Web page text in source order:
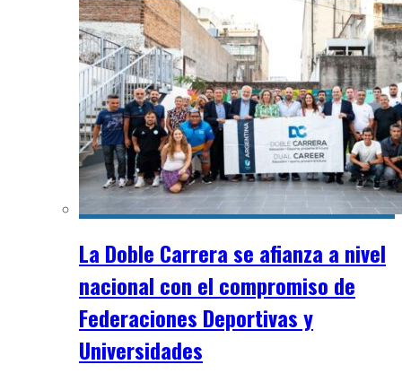
La Doble Carrera se afianza a nivel
nacional con el compromiso de
Federaciones Deportivas y
Universidades